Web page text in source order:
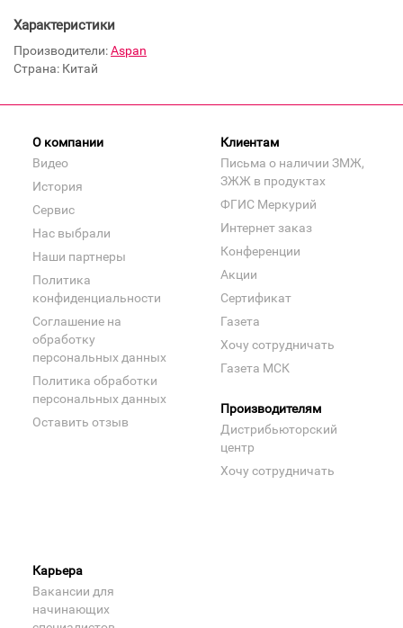
Характеристики
Производители:Aspan
Страна: Китай
О компании
Видео
История
Сервис
Нас выбрали
Наши партнеры
Политика
конфиденциальности
Соглашение на
обработку
персональных данных
Политика обработки
персональных данных
Оставить отзыв
Клиентам
Письма о наличии ЗМЖ,
ЗЖЖ в продуктах
ФГИС Меркурий
Интернет заказ
Конференции
Акции
Сертификат
Газета
Хочу сотрудничать
Газета МСК
Производителям
Дистрибьюторский
центр
Хочу сотрудничать
Карьера
Вакансии для
начинающих